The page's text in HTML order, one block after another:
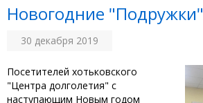
Новогодние "Подружки"
30 декабря 2019
Посетителей хотьковского
"Центра долголетия" с
наступающим Новым годом